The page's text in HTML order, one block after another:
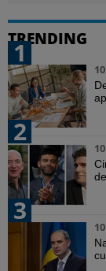
TRENDING
1
2
3